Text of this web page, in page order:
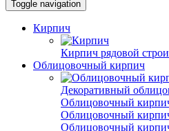
Toggle navigation
Кирпич
Кирпич рядовой
Облицовочный кирпич
Декоративный
Облицовочный
Облицовочный
Облицовочный